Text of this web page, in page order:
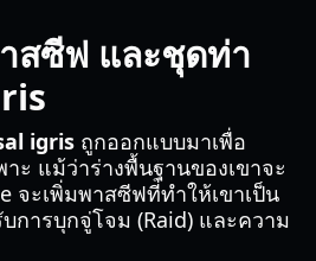
สซีฟ และชุดท่า
igris ถูกออกแบบมาเพื่อ
ะ แม้ว่าร่างพื้นฐานของเขาจะ
จะเพิ่มพาสซีฟที่ทำให้เขาเป็น
การบุกจู่โจม (Raid) และความ